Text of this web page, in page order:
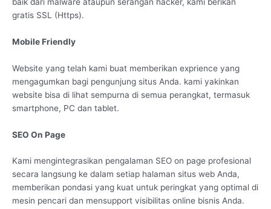
gratis SSL (Https).
Mobile Friendly
Website yang telah kami buat memberikan exprience yang
mengagumkan bagi pengunjung situs Anda. kami yakinkan
website bisa di lihat sempurna di semua perangkat, termasuk
smartphone, PC dan tablet.
SEO On Page
Kami mengintegrasikan pengalaman SEO on page profesional
secara langsung ke dalam setiap halaman situs web Anda,
memberikan pondasi yang kuat untuk peringkat yang optimal di
mesin pencari dan mensupport visibilitas online bisnis Anda.